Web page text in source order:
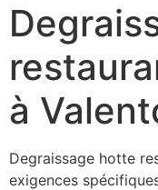
à
Degraissage hotte
exigences